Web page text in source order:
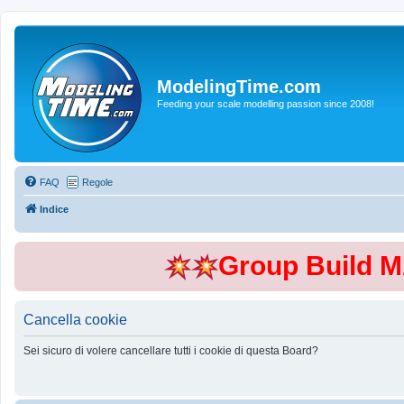
ModelingTime.com
Feeding your scale modelling passion since 2008!
FAQ Regole
Indice
Group Build
Cancella cookie
Sei sicuro di volere cancellare tutti i cookie di questa Board?